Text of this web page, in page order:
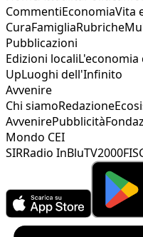
CommentiEconomiaVita
CuraFamigliaRubriche
Pubblicazioni
Edizioni localiL'economia
UpLuoghi dell'Infinito
Avvenire
Chi siamoRedazione
AvvenirePubblicità
Mondo CEI
SIRRadio InBluTV2000